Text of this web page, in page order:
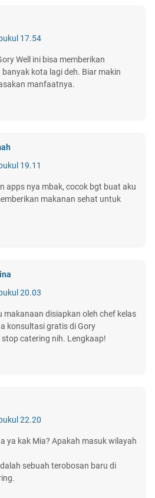
17.54
Well ini bisa memberikan
banyak kota lagi deh. Biar makin
manfaatnya.
19.11
apps nya mbak, cocok bgt buat aku
makanan sehat untuk
20.03
makanaan disiapkan oleh chef kelas
konsultasi gratis di Gory
stop catering nih. Lengkaap!
22.20
ya kak Mia? Apakah masuk wilayah
sebuah terobosan baru di